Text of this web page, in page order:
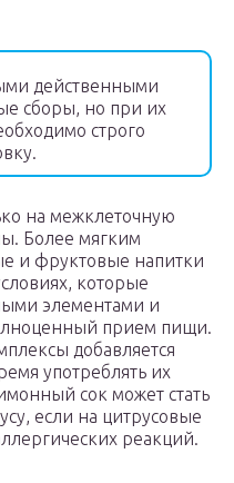
действенными
сборы, но при их
строго
на межклеточную
Более мягким
и фруктовые напитки
которые
элементами и
прием пищи.
добавляется
употреблять их
сок может стать
если на цитрусовые
реакций.